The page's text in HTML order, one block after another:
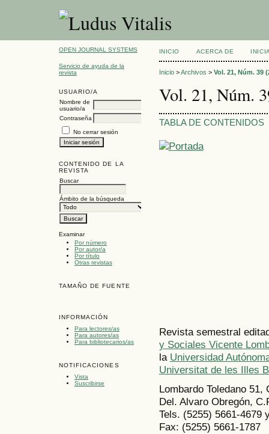
OPEN JOURNAL SYSTEMS
Servicio de ayuda de la
revista
USUARIO/A
Nombre de
usuario/a
Contraseña
No cerrar sesión
CONTENIDO DE LA
REVISTA
Buscar
Ámbito de la búsqueda
Examinar
Por número
Por autor/a
Por título
Otras revistas
TAMAÑO DE FUENTE
INFORMACIÓN
Para lectores/as
Para autores/as
Para bibliotecarios/as
NOTIFICACIONES
Vista
Suscribirse
INICIO ACERCA DE
Inicio>Archivos > Vol. 21, Núm. 39
Vol. 21, Núm.
TABLA DE CONTENIDOS
Revista semestral
y Sociales Vicente
la Universidad
Universitat de les Illes
Lombardo Toledano
Del. Alvaro Obregón,
Tels. (5255) 5661-4679
Fax: (5255) 5661-1787